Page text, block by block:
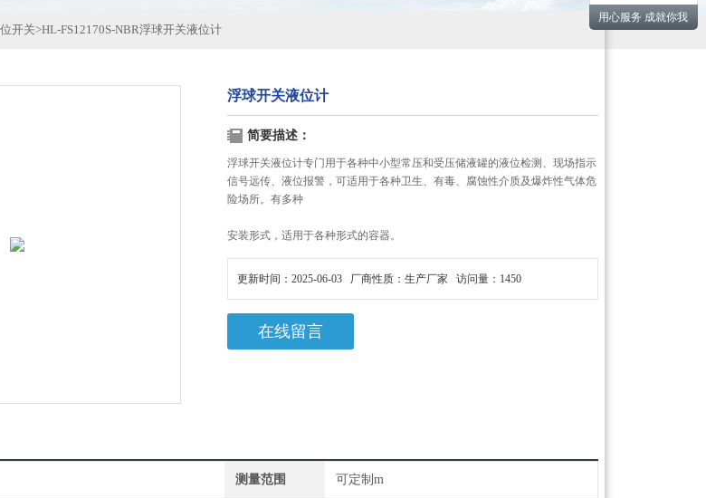
开关>HL-FS12170S-NBR浮球开关液位计
浮球开关液位计
简要描述：
浮球开关液位计专门用于各种中小型常压和受压储液罐的液位检测、现场指示
信号远传、液位报警，可适用于各种卫生、有毒、腐蚀性介质及爆炸性气体危
险场所。有多种
安装形式，适用于各种形式的容器。
更新时间：2025-06-03 厂商性质：生产厂家 访问量：1450
在线留言
测量范围 可定制m
用心服务 成就你我